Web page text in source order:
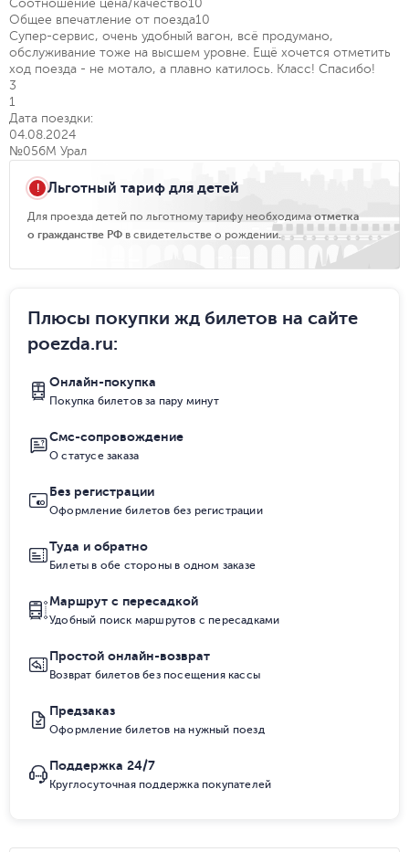
Соотношение цена/качество10
Общее впечатление от поезда10
Супер-сервис, очень удобный вагон, всё продумано,
обслуживание тоже на высшем уровне. Ещё хочется отметить
ход поезда - не мотало, а плавно катилось. Класс! Спасибо!
3
1
Дата поездки:
04.08.2024
№056М Урал
Льготный тариф для детей
Для проезда детей по льготному тарифу необходима отметка
о гражданстве РФ в свидетельстве о рождении.
Плюсы покупки жд билетов на сайте
poezda.ru:
Онлайн-покупка
Покупка билетов за пару минут
Смс-сопровождение
О статусе заказа
Без регистрации
Оформление билетов без регистрации
Туда и обратно
Билеты в обе стороны в одном заказе
Маршрут с пересадкой
Удобный поиск маршрутов с пересадками
Простой онлайн-возврат
Возврат билетов без посещения кассы
Предзаказ
Оформление билетов на нужный поезд
Поддержка 24/7
Круглосуточная поддержка покупателей